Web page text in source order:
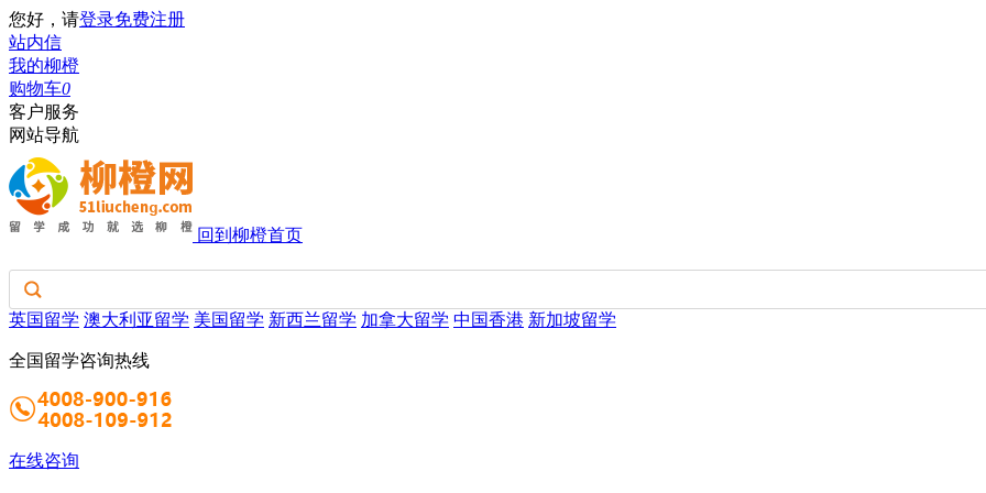
您好，请登录免费注册
站内信
我的柳橙
购物车0
客户服务
网站导航
回到柳橙首页
英国留学 澳大利亚留学 美国留学 新西兰留学 加拿大留学 中国香港 新加坡留学
全国留学咨询热线
在线咨询